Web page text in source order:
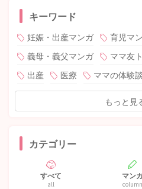
キーワード
妊娠・出産マンガ 育児マ
義母・義父マンガ
ママ友
出産
医療 ママの体験談
もっと見
カテゴリー
すべて
all
マン
column